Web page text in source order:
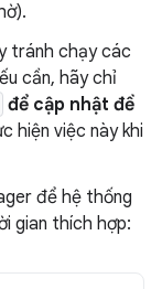
tránh chạy các
cần, hãy chỉ
để cập nhật đề
hiện việc này khi
để hệ thống
gian thích hợp: